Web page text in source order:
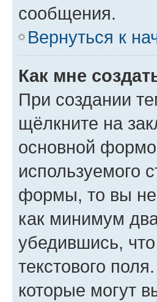
сообщения.
Вернуться к
Как мне
При создании
щёлкните на
основной
используемого
формы, то вы не
как минимум
убедившись,
текстового
которые могут